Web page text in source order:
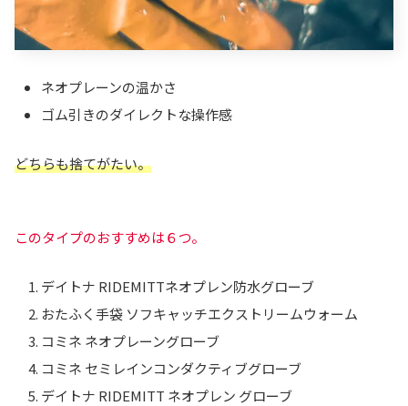
ネオプレーンの温かさ
ゴム引きのダイレクトな操作感
どちらも捨てがたい。
このタイプのおすすめは６つ。
デイトナ RIDEMITTネオプレン防水グローブ
おたふく手袋 ソフキャッチエクストリームウォーム
コミネ ネオプレーングローブ
コミネ セミレインコンダクティブグローブ
デイトナ RIDEMITT ネオプレン グローブ